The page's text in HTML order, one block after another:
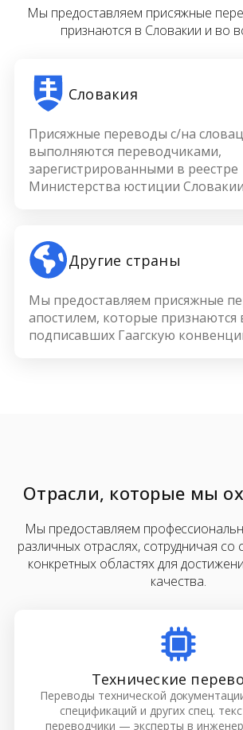
Мы предоставляем присяжные
признаются в Словакии и во
Словакия
Присяжные переводы с/на
выполняются переводчиками,
зарегистрированными в реестре
Министерства юстиции
Другие страны
Мы предоставляем присяжные
апостилем, которые признаются
подписавших Гаагскую
Отрасли, которые мы
Мы предоставляем
различных отраслях, сотрудничая со
конкретных областях для
качества.
Технические
Переводы технической
спецификаций и других спец.
переводчики — эксперты в